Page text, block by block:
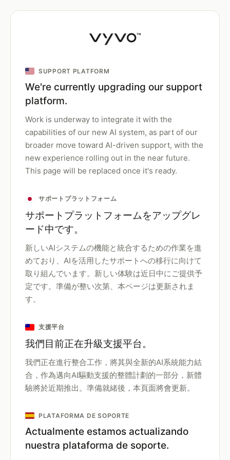
SUPPORT PLATFORM
We're currently upgrading our support
platform.
Work is underway to integrate it with the
capabilities of our new AI system, as part of our
broader move toward AI-driven support, with the
new experience rolling out in the near future.
This page will be replaced once it's ready.
サポートプラットフォーム
サポートプラットフォームをアップグレ
ード中です。
新しいAIシステムの機能と統合するための作業を進
めており、AIを活用したサポートへの移行に向けて
取り組んでいます。新しい体験は近日中にご提供予
定です。準備が整い次第、本ページは更新されま
す。
支援平台
我們目前正在升級支援平台。
我們正在進行整合工作，將其與全新的AI系統能力結
合，作為邁向AI驅動支援的整體計劃的一部分，新體
驗將於近期推出。準備就緒後，本頁面將會更新。
PLATAFORMA DE SOPORTE
Actualmente estamos actualizando
nuestra plataforma de soporte.